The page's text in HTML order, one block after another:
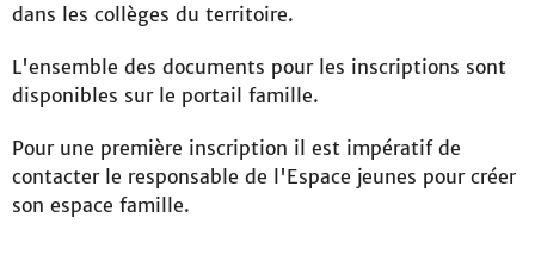
dans les collèges du territoire.
L'ensemble des documents pour les inscriptions sont
disponibles sur le portail famille.
Pour une première inscription il est impératif de
contacter le responsable de l'Espace jeunes pour créer
son espace famille.